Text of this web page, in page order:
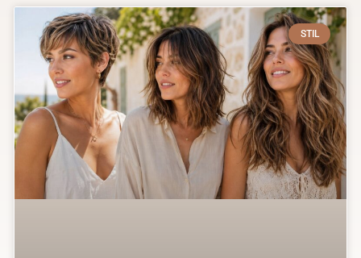
STIL